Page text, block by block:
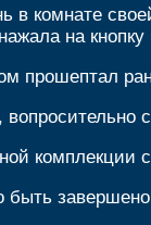
комнате
на кнопку
прошептал
комплекции